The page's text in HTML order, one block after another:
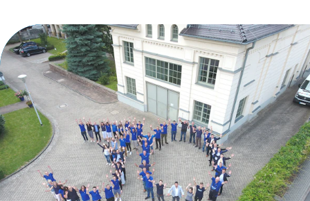
Donnerstag, 13.08.2026 Uhr.
Betroffen:
Onlineservice
eingeschränkt verfügbar
https://www.stadtwerke-
meissen.de/formularservice/